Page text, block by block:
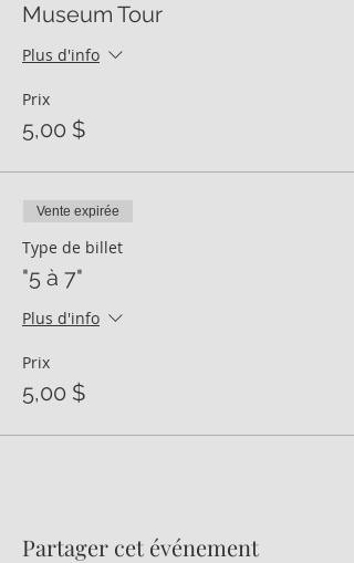
Museum Tour
Plus d'info
Prix
5,00 $
Vente expirée
Type de billet
"5 à 7"
Plus d'info
Prix
5,00 $
Partager cet événement